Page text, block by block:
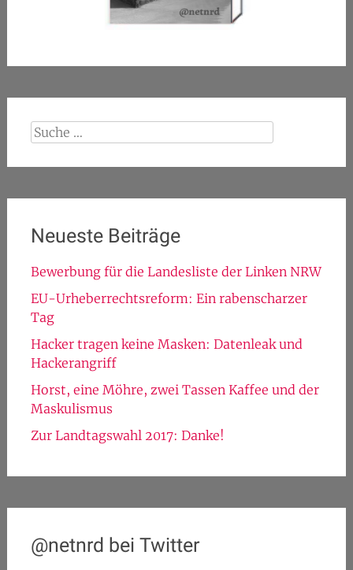
Suche
nach:
Neueste Beiträge
Bewerbung für die Landesliste der Linken NRW
EU-Urheberrechtsreform: Ein rabenscharzer
Tag
Hacker tragen keine Masken: Datenleak und
Hackerangriff
Horst, eine Möhre, zwei Tassen Kaffee und der
Maskulismus
Zur Landtagswahl 2017: Danke!
@netnrd bei Twitter